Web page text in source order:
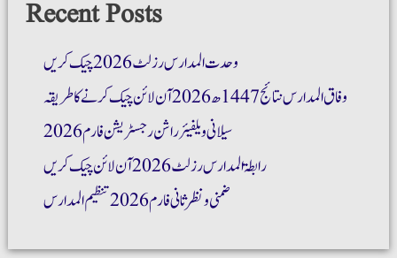
Recent Posts
وحدت المدارس رزلٹ 2026 چیک کریں
وفاق المدارس نتائج 1447ھ 2026 آن لائن چیک کرنے کا طریقہ
سیلانی ویلفیئر راشن رجسٹریشن فارم 2026
رابطۃ المدارس رزلٹ 2026 آن لائن چیک کریں
ضمنی و نظر ثانی فارم 2026 تنظیم المدارس